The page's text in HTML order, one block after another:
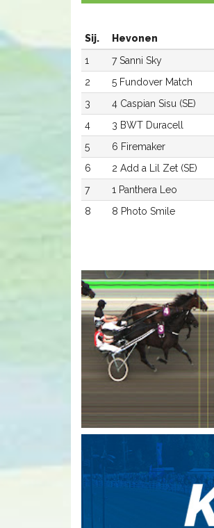
Sij. Hevonen
1
7 Sanni Sky
2
5 Fundover Match
3
4 Caspian Sisu (SE)
4
3 BWT Duracell
5
6 Firemaker
6
2 Add a Lil Zet (SE)
7
1 Panthera Leo
8
8 Photo Smile